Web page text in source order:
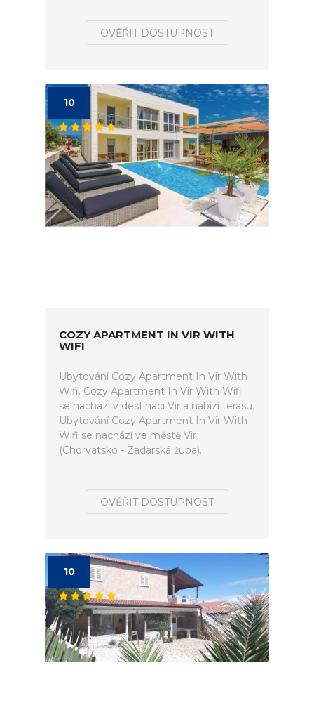
OVĚŘIT DOSTUPNOST
10
COZY APARTMENT IN VIR WITH
WIFI
Ubytování Cozy Apartment In Vir With
Wifi. Cozy Apartment In Vir With Wifi
se nachází v destinaci Vir a nabízí terasu.
Ubytování Cozy Apartment In Vir With
Wifi se nachází ve městě Vir
(Chorvatsko - Zadarská župa).
OVĚŘIT DOSTUPNOST
10